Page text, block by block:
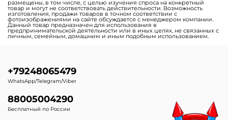
размещены, в том числе, с целью изучения спроса на конкретный
товар и могут не соответствовать действительности. Возможность
изготовления, продажи товаров в точном соответствии с
фотоизображениями на сайте обсуждается с менеджером компании.
Данный товар предназначен для использования в
предпринимательской деятельности или в иных целях, не связанных с
личным, семейным, домашним и иным подобным использованием.
+79248065479
WhatsApp/Telegram/Viber
88005004290
Бесплатный по России